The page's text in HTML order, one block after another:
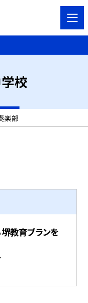
校
楽部
教育プランを